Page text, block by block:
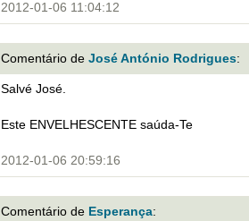
2012-01-06 11:04:12
Comentário de José António Rodrigues:
Salvé José.
Este ENVELHESCENTE saúda-Te
2012-01-06 20:59:16
Comentário de Esperança: